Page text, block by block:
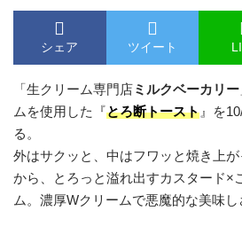
シェア ツイート
「生クリーム専門店ミルクベーカリー
ムを使用した『とろ断トースト 』を
る。
外はサクッと、中はフワッと焼き上
から、とろっと溢れ出すカスタード×
ム。濃厚Wクリームで悪魔的な美味し